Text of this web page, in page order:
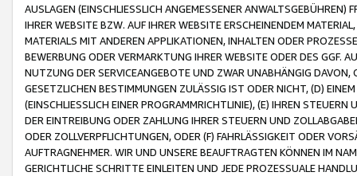
AUSLAGEN (EINSCHLIESSLICH ANGEMESSENER
IHRER WEBSITE BZW. AUF IHRER WEBSITE ERSCHEINENDEM
MATERIALS MIT ANDEREN APPLIKATIONEN, INHALTEN ODER
BEWERBUNG ODER VERMARKTUNG IHRER WEBSITE ODER DES GGF.
NUTZUNG DER SERVICEANGEBOTE UND ZWAR UNABHÄNGIG
GESETZLICHEN BESTIMMUNGEN ZULÄSSIG IST ODER NICHT, (D)
(EINSCHLIESSLICH EINER PROGRAMMRICHTLINIE), (E) IHREN
DER EINTREIBUNG ODER ZAHLUNG IHRER STEUERN UND
ODER ZOLLVERPFLICHTUNGEN, ODER (F) FAHRLÄSSIGKEIT ODER
AUFTRAGNEHMER. WIR UND UNSERE BEAUFTRAGTEN KÖNNEN IM
GERICHTLICHE SCHRITTE EINLEITEN UND JEDE PROZESSUALE